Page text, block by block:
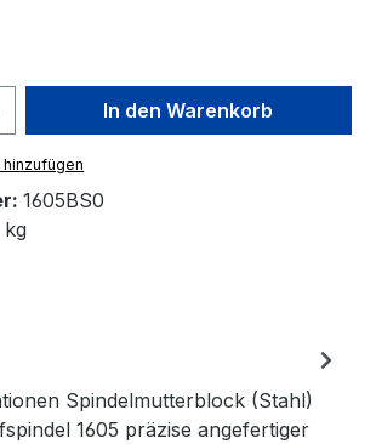
Gib den
In den Warenkorb
1605BS0
kg
Spindelmutterblock (Stahl)
1605 präzise angefertiger